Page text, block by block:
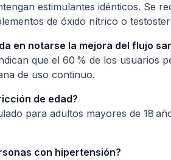
estimulantes idénticos. Se
de óxido nítrico o
en notarse la mejora del flujo
que el 60 % de los usuarios
de uso continuo.
de edad?
para adultos mayores de 18
con hipertensión?